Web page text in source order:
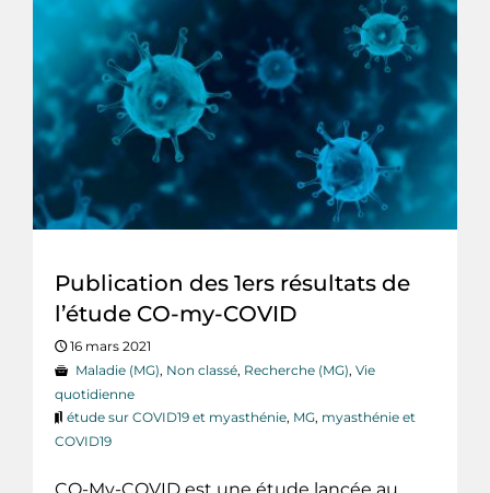
Publication des 1ers résultats de
l’étude CO-my-COVID
16 mars 2021
Maladie (MG), Non classé, Recherche (MG), Vie
quotidienne
étude sur COVID19 et myasthénie, MG, myasthénie et
COVID19
CO-My-COVID est une étude lancée au